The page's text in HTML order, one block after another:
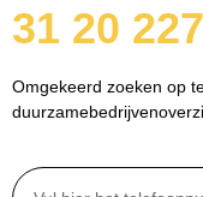
31 20
Omgekeerd zoeken op